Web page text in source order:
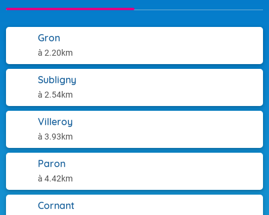
Gron
à 2.20km
Subligny
à 2.54km
Villeroy
à 3.93km
Paron
à 4.42km
Cornant